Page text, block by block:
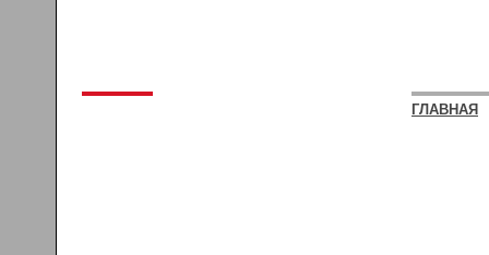
ГЛАВНАЯ